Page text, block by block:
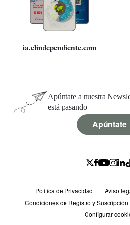
Especificaciones
ia.elindependiente.com
Apúntate a nuestra
está pasando
Apúntate
Política de Privacidad
Aviso
Condiciones de Registro y Suscripción
Configurar